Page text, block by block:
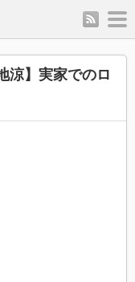
rss
涼】実家でのロ